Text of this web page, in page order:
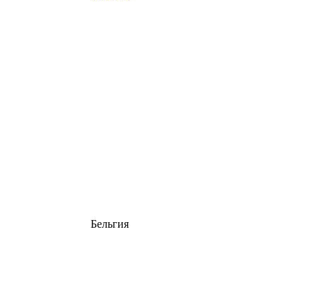
Бельгия